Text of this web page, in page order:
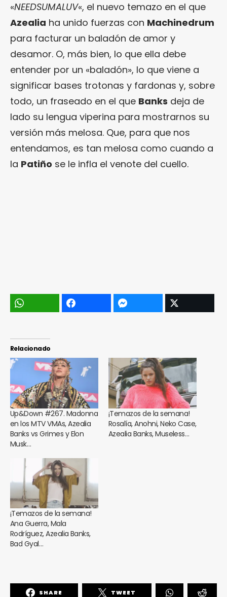
«NEEDSUMALUV«, el nuevo temazo en el que
Azealia ha unido fuerzas con Machinedrum
para facturar un baladón de amor y
desamor. O, más bien, lo que ella debe
entender por un «baladón», lo que viene a
significar bases trotonas y fardonas y, sobre
todo, un fraseado en el que Banks deja de
lado su lengua viperina para mostrarnos su
versión más melosa. Que, para que nos
entendamos, es tan melosa como cuando a
la Patiño se le infla el venote del cuello.
Relacionado
Up&Down #267. Madonna
en los MTV VMAs, Azealia
Banks vs Grimes y Elon
Musk…
¡Temazos de la semana!
Rosalía, Anohni, Neko Case,
Azealia Banks, Museless…
¡Temazos de la semana!
Ana Guerra, Mala
Rodríguez, Azealia Banks,
Bad Gyal…
SHARE TWEET